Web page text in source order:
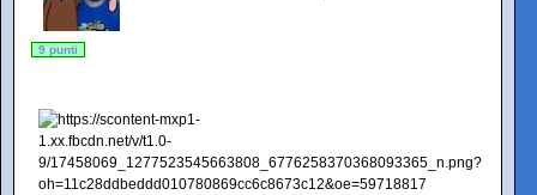
9 punti